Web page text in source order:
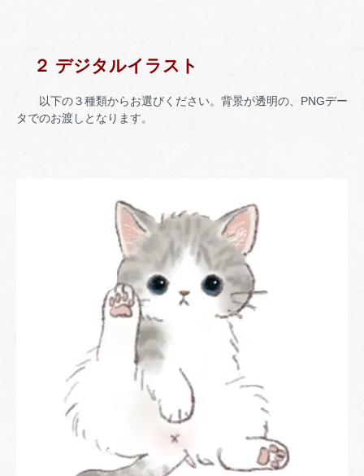
２ デジタルイラスト
以下の３種類からお選びください。背景が透明の、PNGデー
タでのお渡しとなります。